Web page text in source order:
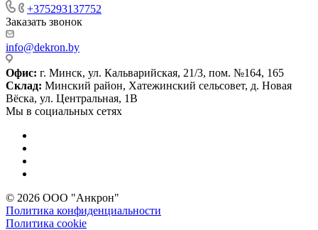
+375293137752
Заказать звонок
info@dekron.by
Офис: г. Минск, ул. Кальварийская, 21/3, пом. №164, 165
Склад: Минский район, Хатежинский сельсовет, д. Новая
Вёска, ул. Центральная, 1В
Мы в социальных сетях
© 2026 ООО "Анкрон"
Политика конфиденциальности
Политика cookie